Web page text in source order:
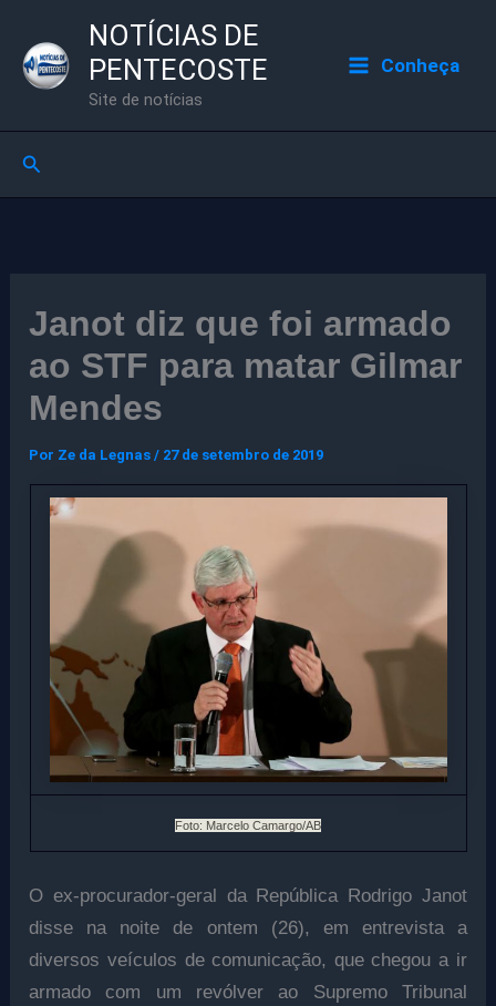
para
NOTÍCIAS DE
PENTECOSTE
Site de notícias
Conheça
Pesquisar
Janot diz que foi armado
ao STF para matar Gilmar
Mendes
Por Ze da Legnas/ 27 de setembro de 2019
Foto: Marcelo Camargo/AB
O ex-procurador-geral da República Rodrigo Janot
disse na noite de ontem (26), em entrevista a
diversos veículos de comunicação, que chegou a ir
armado com um revólver ao Supremo Tribunal